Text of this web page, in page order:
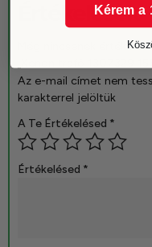
Értékelések
Még nincsenek
Az e-mail címet nem
karakterrel jelöltük
A Te Értékelésed *
Értékelésed *
Kérem a